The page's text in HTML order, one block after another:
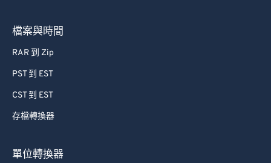
檔案與時間
RAR 到 Zip
PST 到 EST
CST 到 EST
存檔轉換器
單位轉換器